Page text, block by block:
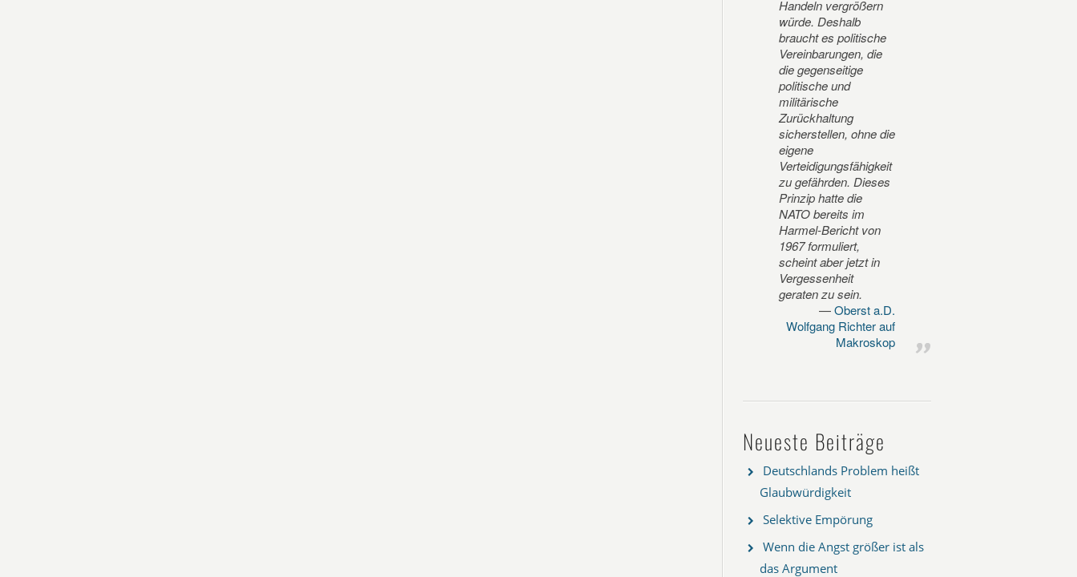
Handeln vergrößern
würde. Deshalb
braucht es politische
Vereinbarungen, die
die gegenseitige
politische und
militärische
Zurückhaltung
sicherstellen, ohne die
eigene
Verteidigungsfähigkeit
zu gefährden. Dieses
Prinzip hatte die
NATO bereits im
Harmel-Bericht von
1967 formuliert,
scheint aber jetzt in
Vergessenheit
geraten zu sein.
Oberst a.D.
Wolfgang Richter auf
Makroskop
Neueste Beiträge
Deutschlands Problem heißt
Glaubwürdigkeit
Selektive Empörung
Wenn die Angst größer ist als
das Argument